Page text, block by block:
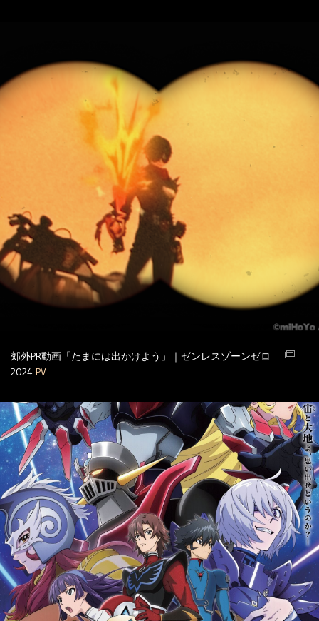
郊外PR動画「たまには出かけよう」｜ゼンレスゾーンゼロ
2024 PV